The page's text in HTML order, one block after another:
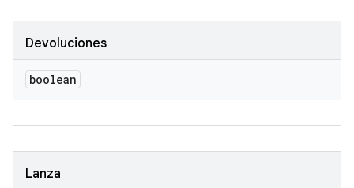
Devoluciones
boolean
Lanza